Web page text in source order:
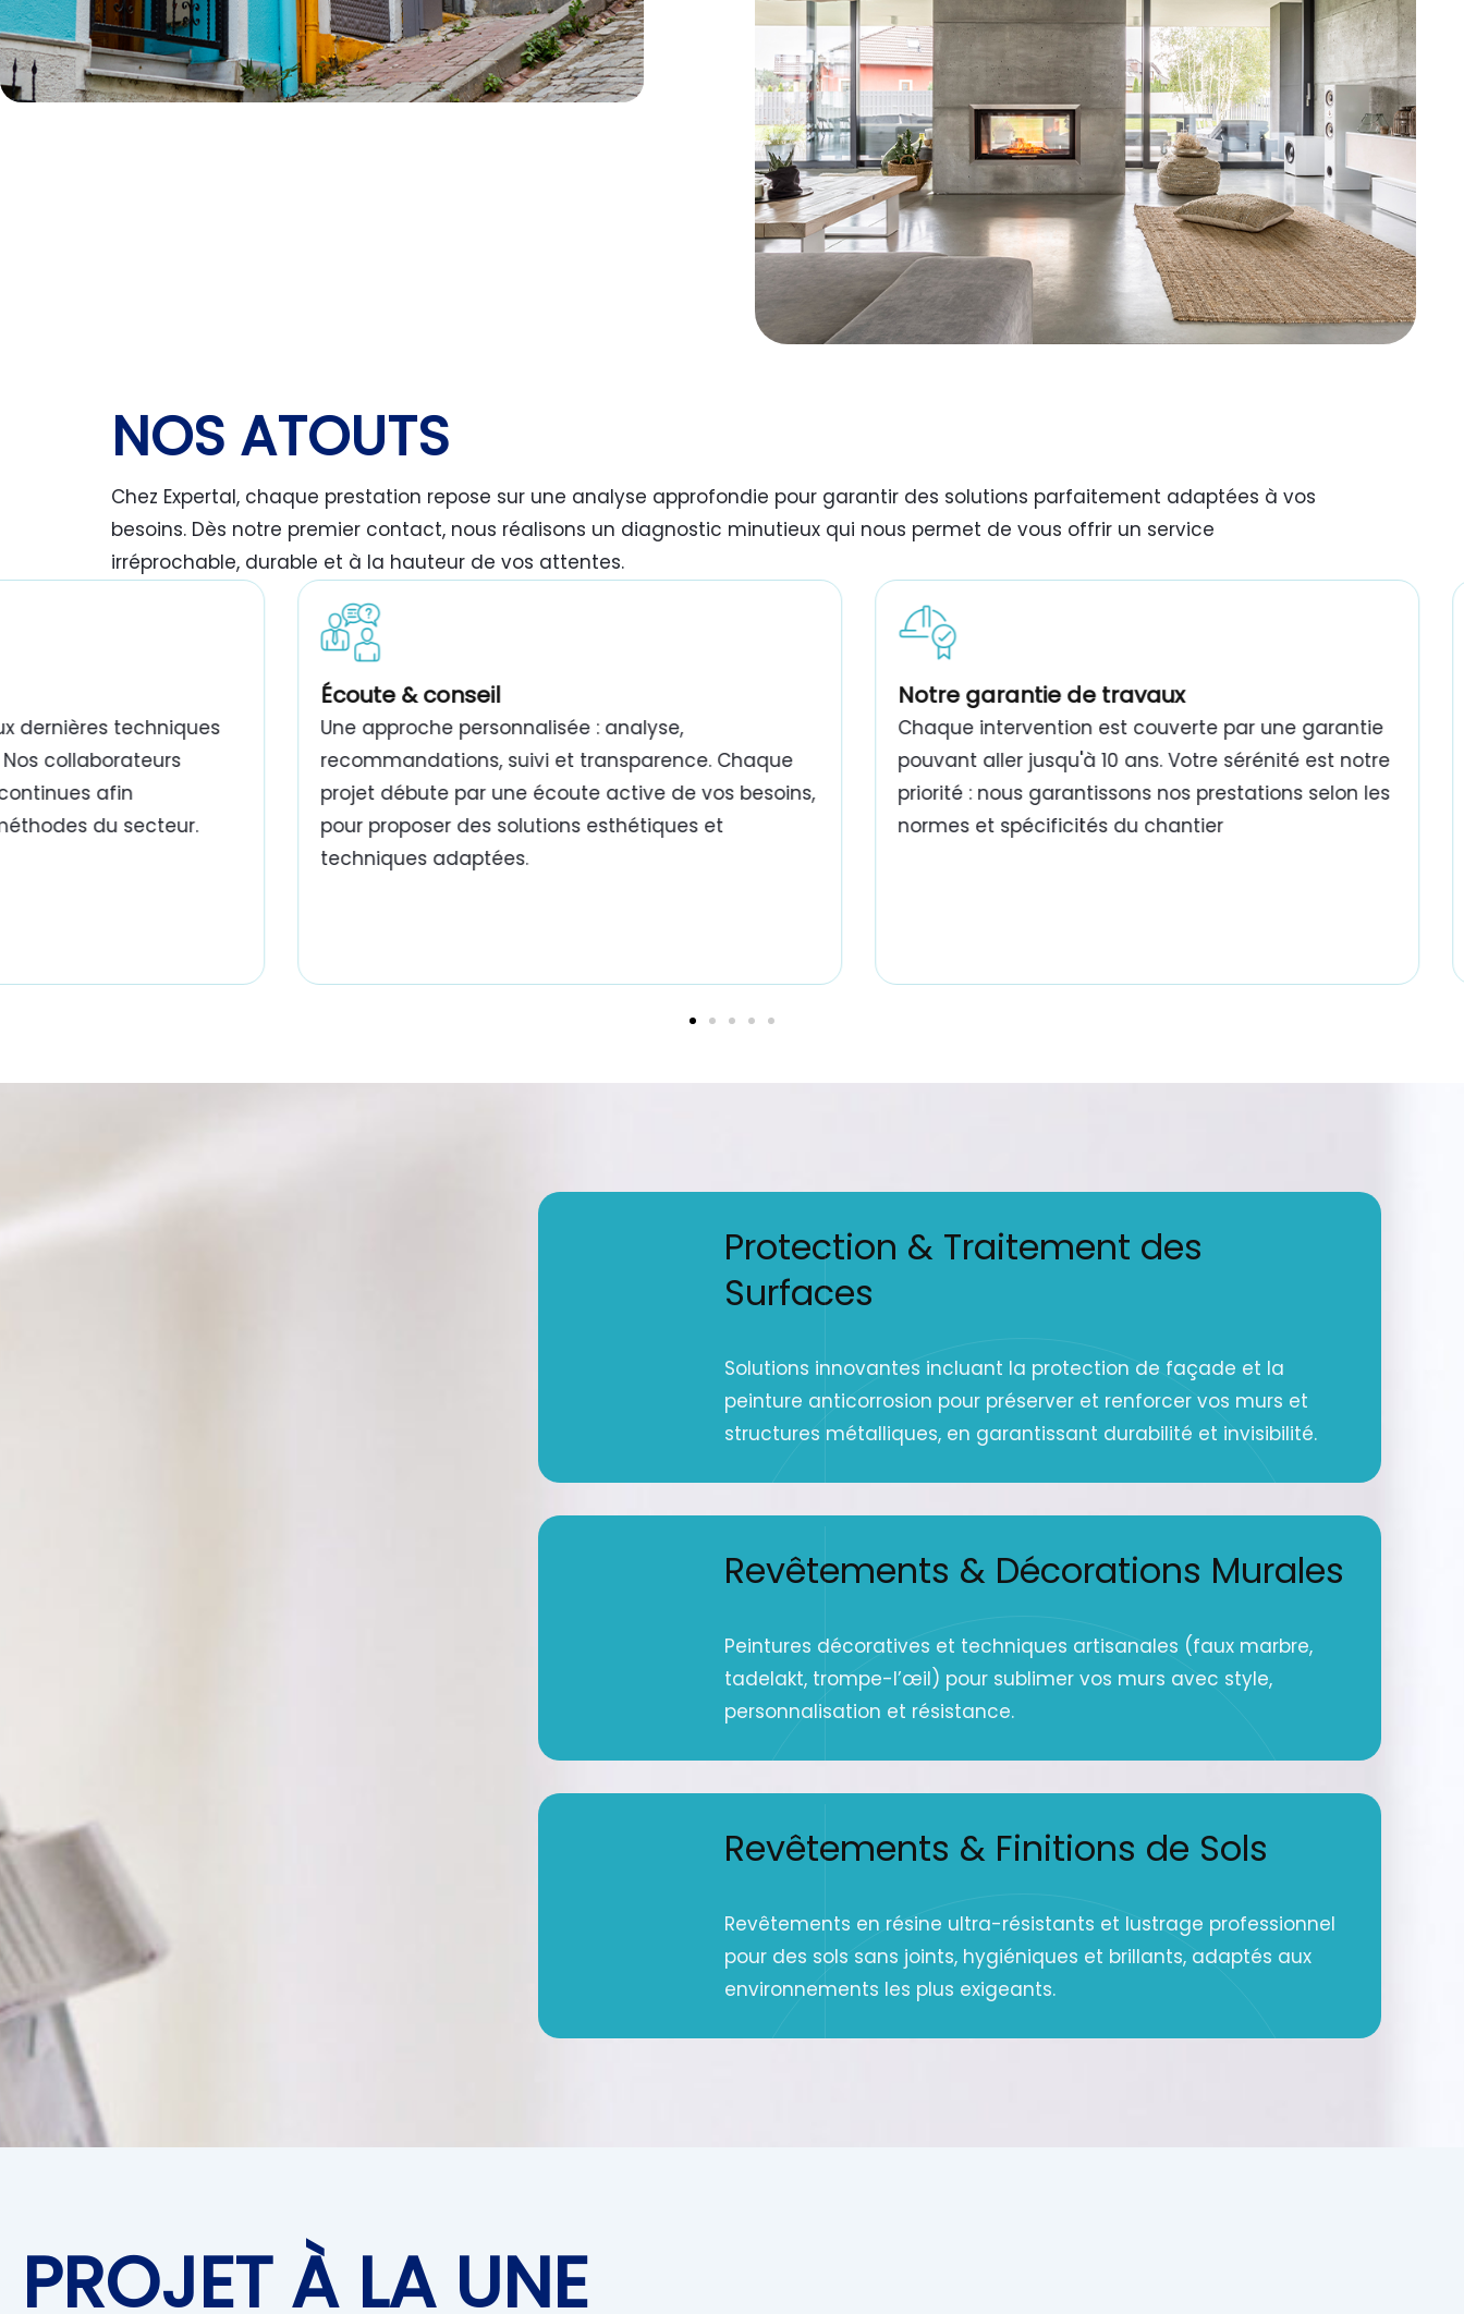
NOS ATOUTS
Chez Expertal, chaque prestation repose sur une analyse approfondie pour garantir des solutions parfaitement adaptées à vos
besoins. Dès notre premier contact, nous réalisons un diagnostic minutieux qui nous permet de vous offrir un service
irréprochable, durable et à la hauteur de vos attentes.
travaux de peinture bâtiment Tunisie
dernières techniques
collaborateurs
afin
du secteur.
Écoute & conseil
Une approche personnalisée : analyse,
recommandations, suivi et transparence. Chaque
projet débute par une écoute active de vos besoins,
pour proposer des solutions esthétiques et
techniques adaptées.
Notre garantie de travaux
Chaque intervention est couverte par une garantie
pouvant aller jusqu'à 10 ans. Votre sérénité est notre
priorité : nous garantissons nos prestations selon les
normes et spécificités du chantier
Protection & Traitement des
Surfaces
Solutions innovantes incluant la protection de façade et la
peinture anticorrosion pour préserver et renforcer vos murs et
structures métalliques, en garantissant durabilité et invisibilité.
Revêtements & Décorations Murales
Peintures décoratives et techniques artisanales (faux marbre,
tadelakt, trompe-l’œil) pour sublimer vos murs avec style,
personnalisation et résistance.
Revêtements & Finitions de Sols
Revêtements en résine ultra-résistants et lustrage professionnel
pour des sols sans joints, hygiéniques et brillants, adaptés aux
environnements les plus exigeants.
PROJET À LA UNE